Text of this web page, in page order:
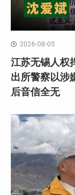
2026-08-05
江苏无锡人权
出所警察以涉
后音信全无